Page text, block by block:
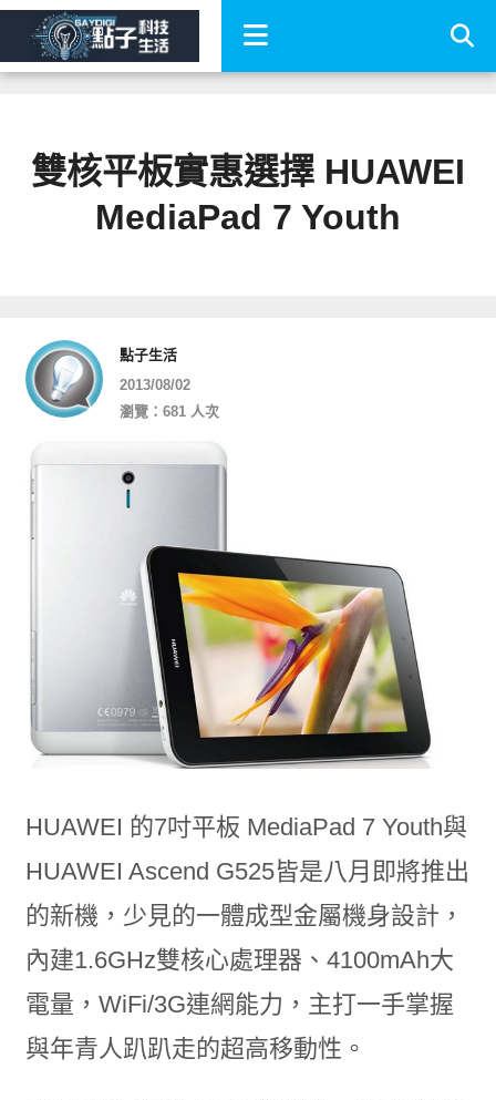
雙核平板實惠選擇 HUAWEI
MediaPad 7 Youth
點子生活
2013/08/02
瀏覽：681 人次
HUAWEI 的7吋平板 MediaPad 7 Youth與
HUAWEI Ascend G525皆是八月即將推出
的新機，少見的一體成型金屬機身設計，
內建1.6GHz雙核心處理器、4100mAh大
電量，WiFi/3G連網能力，主打一手掌握
與年青人趴趴走的超高移動性。